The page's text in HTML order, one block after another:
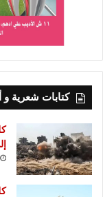
كتابات شعرية و
كلمة